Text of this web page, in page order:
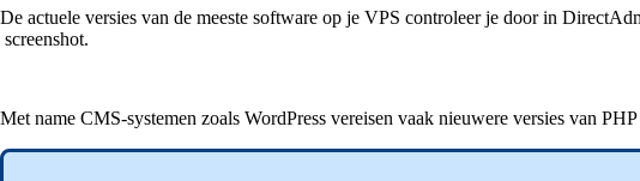
De actuele versies van de meeste software op je VPS controleer je door in
screenshot.
Met name CMS-systemen zoals WordPress vereisen vaak nieuwere versies van